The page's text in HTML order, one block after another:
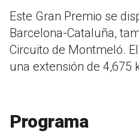
Este Gran Premio se
Barcelona-Cataluña,
Circuito de Montmeló.
una extensión de 4,675
Programa